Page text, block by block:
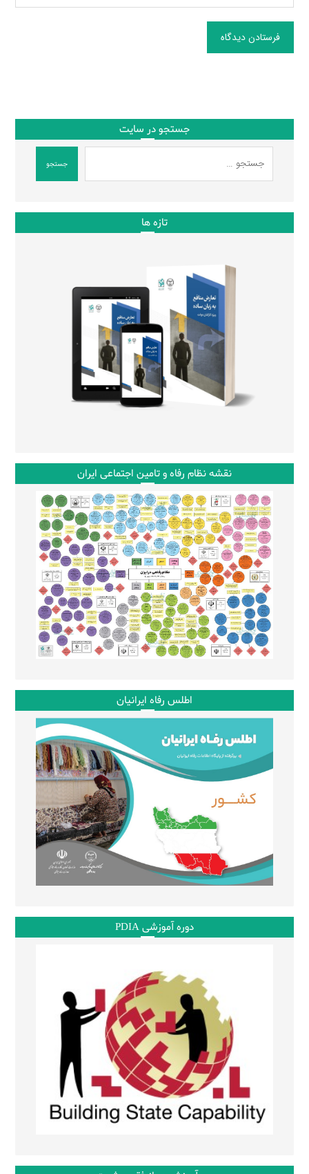
فرستادن دیدگاه
جستجو در سایت
جستجو
تازه ها
نقشه نظام رفاه و تامین اجتماعی ایران
اطلس رفاه ایرانیان
دوره آموزشی PDIA